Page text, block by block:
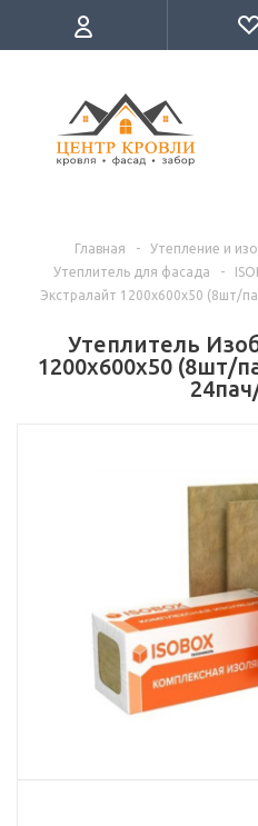
Главная - Утепление и
Утеплитель для фасада
-
Экстралайт 1200х600х50 (8шт/
Утеплитель
1200х600х50 (8шт/